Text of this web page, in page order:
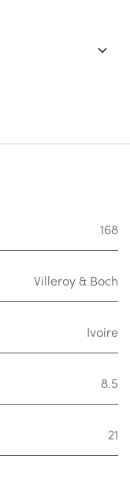
168
Villeroy & Boch
Ivoire
8.5
21